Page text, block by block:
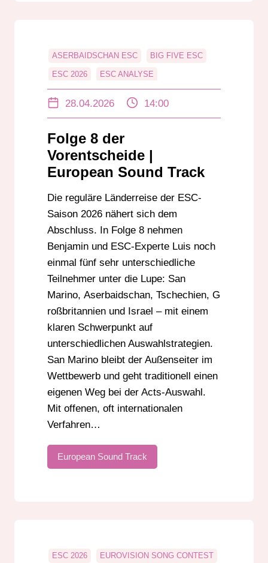
ASERBAIDSCHAN ESC BIG FIVE ESC
ESC 2026 ESC ANALYSE
ESC SAISON 2026
EUROVISION PODCAST
EUROVISION SONG CONTEST
RADIO DARMSTADT
28.04.2026 14:00
Folge 8 der
Vorentscheide |
European Sound Track
Die reguläre Länderreise der ESC-
Saison 2026 nähert sich dem
Abschluss. In Folge 8 nehmen
Benjamin und ESC-Experte Luis noch
einmal fünf sehr unterschiedliche
Teilnehmer unter die Lupe: San
Marino, Aserbaidschan, Tschechien, G
roßbritannien und Israel – mit einem
klaren Schwerpunkt auf
unterschiedlichen Auswahlstrategien.
San Marino bleibt der Außenseiter im
Wettbewerb und geht traditionell einen
eigenen Weg bei der Acts-Auswahl.
Mit offenen, oft internationalen
Verfahren…
European Sound Track
ESC 2026 EUROVISION SONG CONTEST